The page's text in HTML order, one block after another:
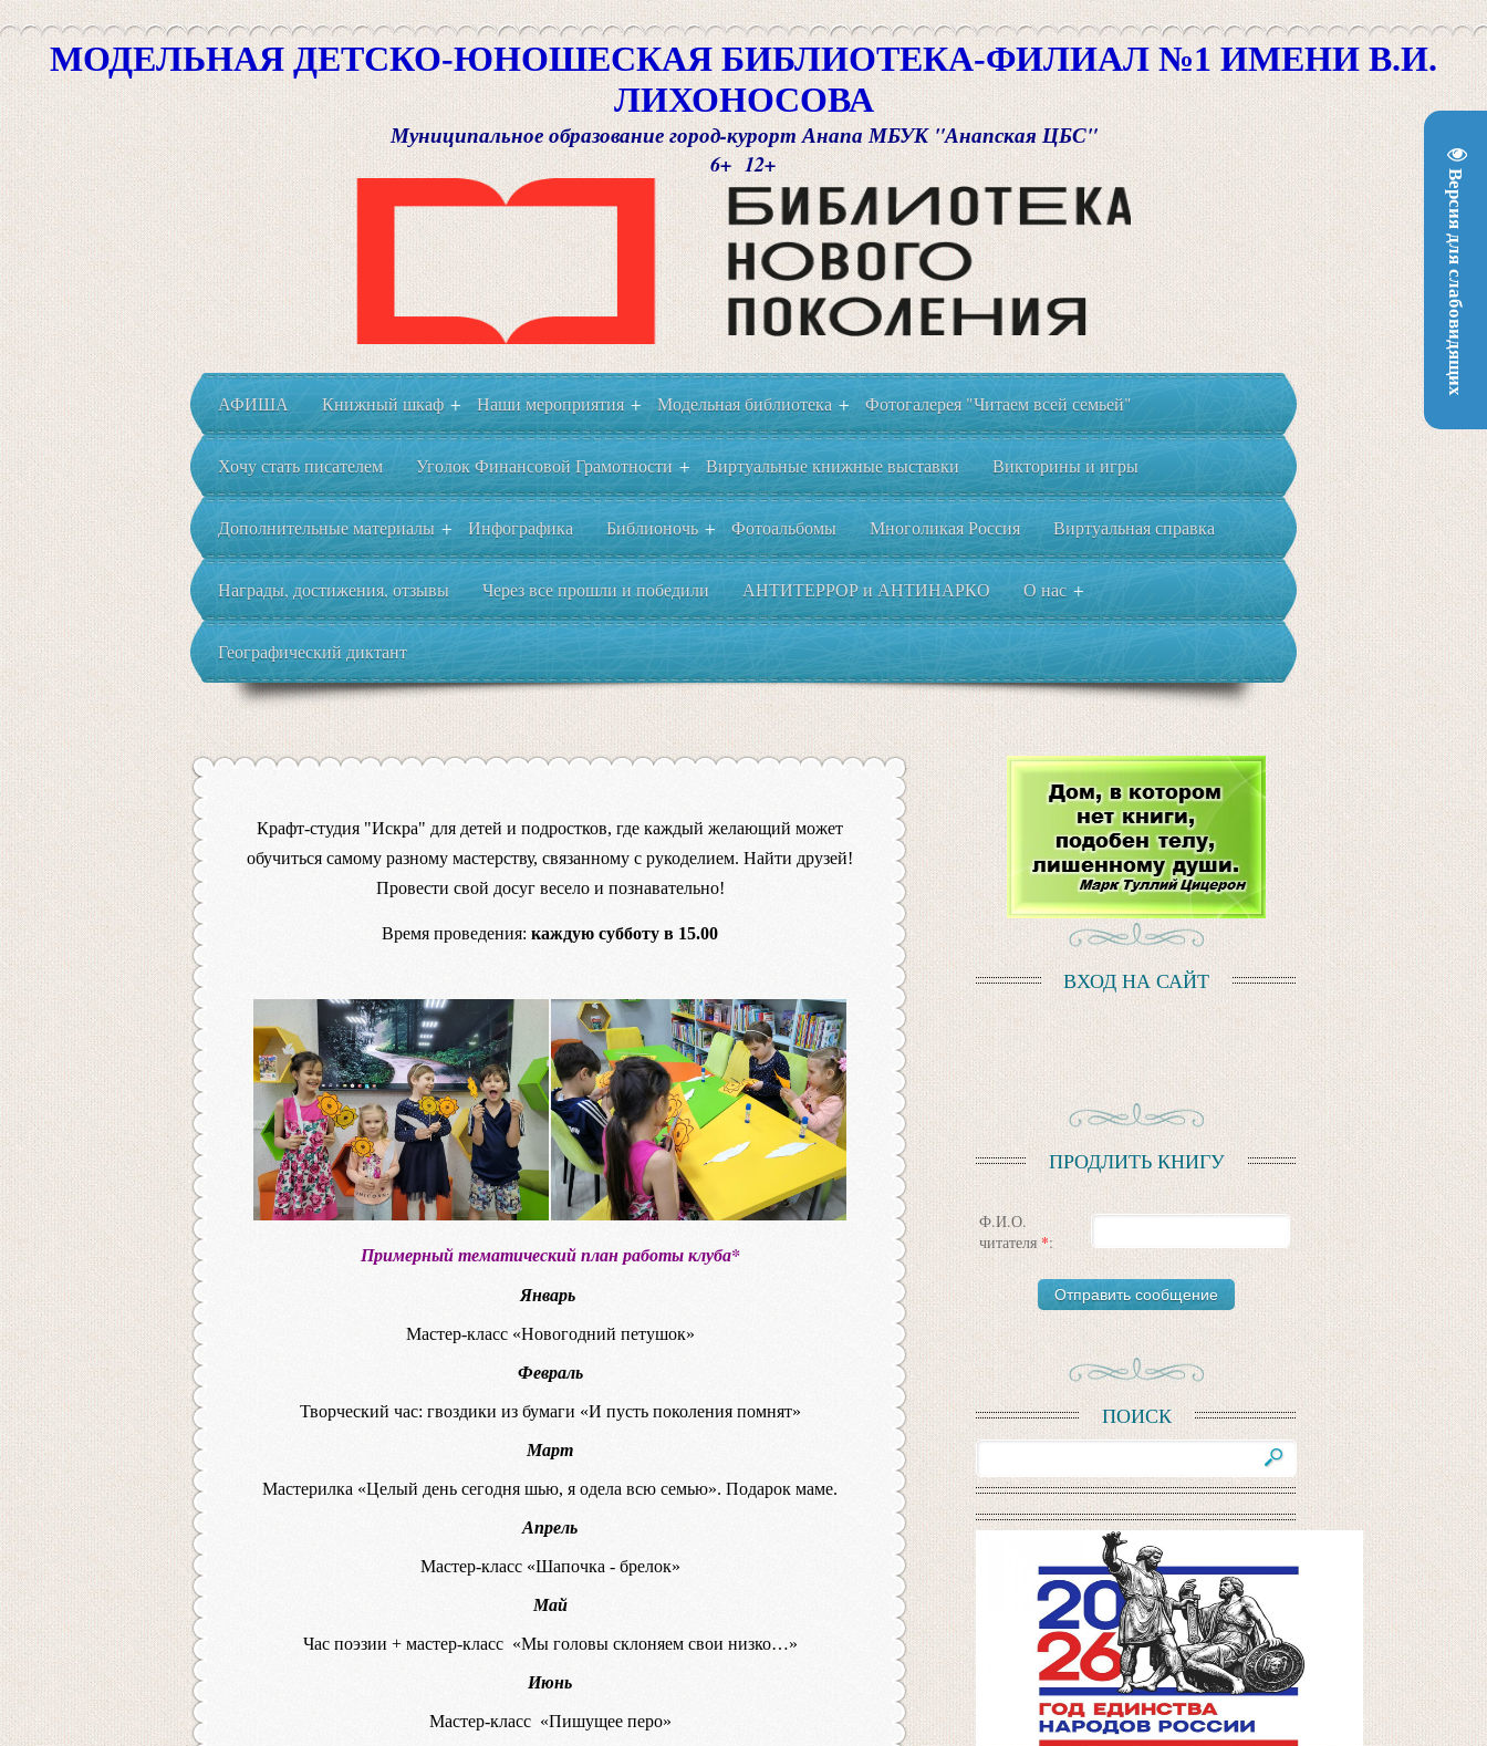
Версия для слабовидящих
МОДЕЛЬНАЯ ДЕТСКО-ЮНОШЕСКАЯ БИБЛИОТЕКА-ФИЛИАЛ №1 ИМЕНИ В.И.
ЛИХОНОСОВА
Муниципальное образование город-курорт Анапа МБУК "Анапская ЦБС"
6+ 12+
АФИША Книжный шкаф + Наши мероприятия + Модельная библиотека + Фотогалерея "Читаем всей семьей"
Хочу стать писателем Уголок Финансовой Грамотности + Виртуальные книжные выставки Викторины и игры
Дополнительные материалы + Инфографика Библионочь + Фотоальбомы Многоликая Россия Виртуальная справка
Награды, достижения, отзывы Через все прошли и победили АНТИТЕРРОР и АНТИНАРКО О нас +
Географический диктант
Крафт-студия "Искра" для детей и подростков, где каждый желающий может
обучиться самому разному мастерству, связанному с рукоделием. Найти друзей!
Провести свой досуг весело и познавательно!
Время проведения: каждую субботу в 15.00
Примерный тематический план работы клуба*
Январь
Мастер-класс «Новогодний петушок»
Февраль
Творческий час: гвоздики из бумаги «И пусть поколения помнят»
Март
Мастерилка «Целый день сегодня шью, я одела всю семью». Подарок маме.
Апрель
Мастер-класс «Шапочка - брелок»
Май
Час поэзии + мастер-класс «Мы головы склоняем свои низко…»
Июнь
Мастер-класс «Пишущее перо»
ВХОД НА САЙТ
ПРОДЛИТЬ КНИГУ
Ф.И.О.
читателя *:
ПОИСК